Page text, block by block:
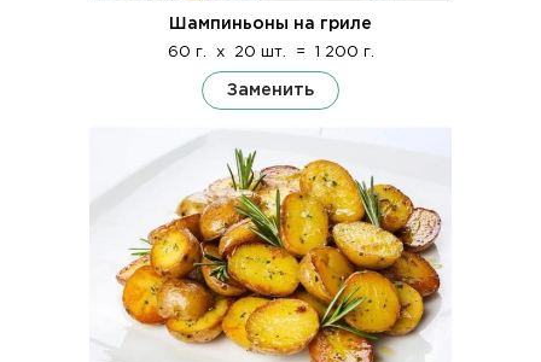
Шампиньоны на гриле
60 г. x 20 шт. = 1 200 г.
Заменить